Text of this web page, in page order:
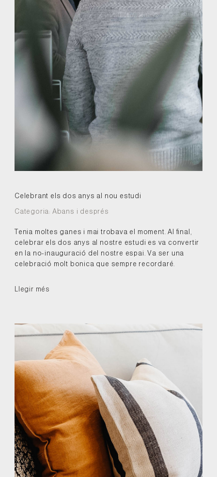
Celebrant els dos anys al nou estudi
Categoria: Abans i després
Tenia moltes ganes i mai trobava el moment. Al final,
celebrar els dos anys al nostre estudi es va convertir
en la no-inauguració del nostre espai. Va ser una
celebració molt bonica que sempre recordaré.
Llegir més